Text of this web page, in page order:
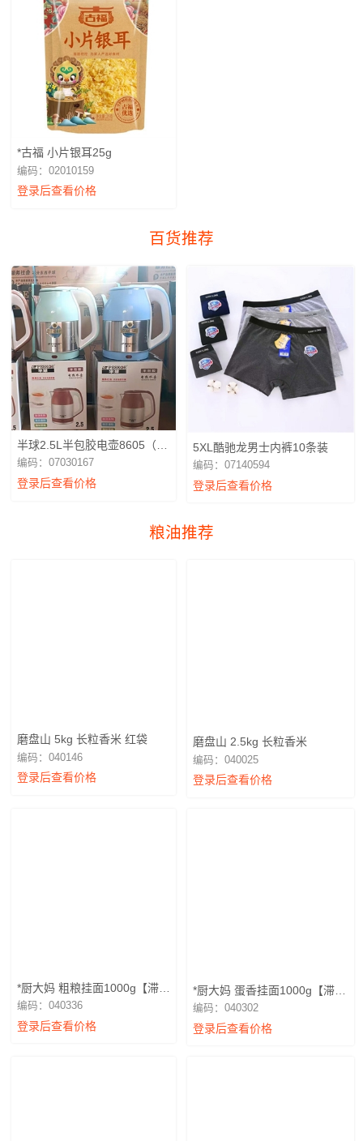
*古福 小片银耳25g
编码：02010159
登录后查看价格
百货推荐
半球2.5L半包胶电壶8605（广
东南振电器）NZ15-25C
编码：07030167
登录后查看价格
5XL酷驰龙男士内裤10条装
编码：07140594
登录后查看价格
粮油推荐
磨盘山 5kg 长粒香米 红袋
编码：040146
登录后查看价格
磨盘山 2.5kg 长粒香米
编码：040025
登录后查看价格
*厨大妈 粗粮挂面1000g【滞销
退换】
编码：040336
登录后查看价格
*厨大妈 蛋香挂面1000g【滞销
退换】
编码：040302
登录后查看价格